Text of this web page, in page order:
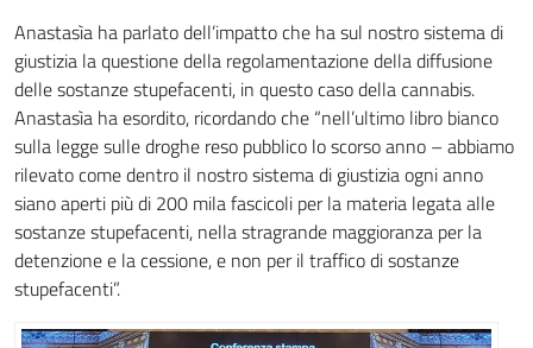
Anastasìa ha parlato dell’impatto che ha sul nostro sistema di
giustizia la questione della regolamentazione della diffusione
delle sostanze stupefacenti, in questo caso della cannabis.
Anastasìa ha esordito, ricordando che “nell’ultimo libro bianco
sulla legge sulle droghe reso pubblico lo scorso anno – abbiamo
rilevato come dentro il nostro sistema di giustizia ogni anno
siano aperti più di 200 mila fascicoli per la materia legata alle
sostanze stupefacenti, nella stragrande maggioranza per la
detenzione e la cessione, e non per il traffico di sostanze
stupefacenti”.